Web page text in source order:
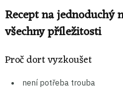
Recept na jednoduchý
všechny příležitosti
Proč dort vyzkoušet
není potřeba trouba